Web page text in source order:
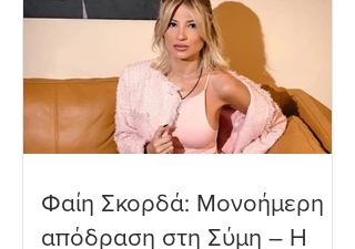
όντως γίνονται
πραγματικότητα»
Φαίη Σκορδά: Μονοήμερη
απόδραση στη Σύμη – Η